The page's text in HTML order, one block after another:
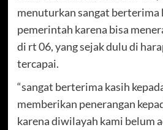
menuturkan sangat berterima
pemerintah karena bisa
di rt 06, yang sejak dulu di
tercapai.
“sangat berterima kasih
memberikan penerangan
karena diwilayah kami belum